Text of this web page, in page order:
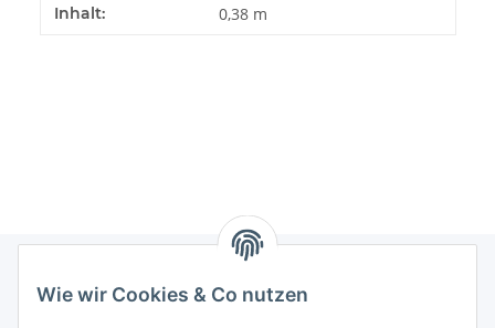
Wie wir Cookies & Co nutzen
Produkteigenschaft
Wert
Inhalt: 0,38 m